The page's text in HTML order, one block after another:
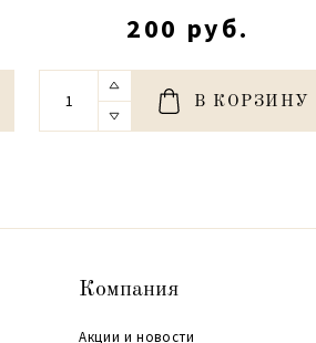
200 руб.
В КОРЗИНУ
Компания
Акции и новости